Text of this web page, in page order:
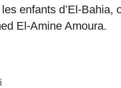
enfants d’El-Bahia,
El-Amine Amoura.